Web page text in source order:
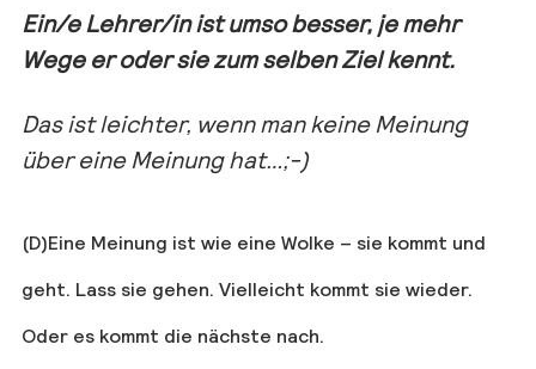
Ein/e Lehrer/in ist umso besser, je mehr
Wege er oder sie zum selben Ziel kennt.
Das ist leichter, wenn man keine Meinung
über eine Meinung hat…;-)
(D)Eine Meinung ist wie eine Wolke – sie kommt und
geht. Lass sie gehen. Vielleicht kommt sie wieder.
Oder es kommt die nächste nach.